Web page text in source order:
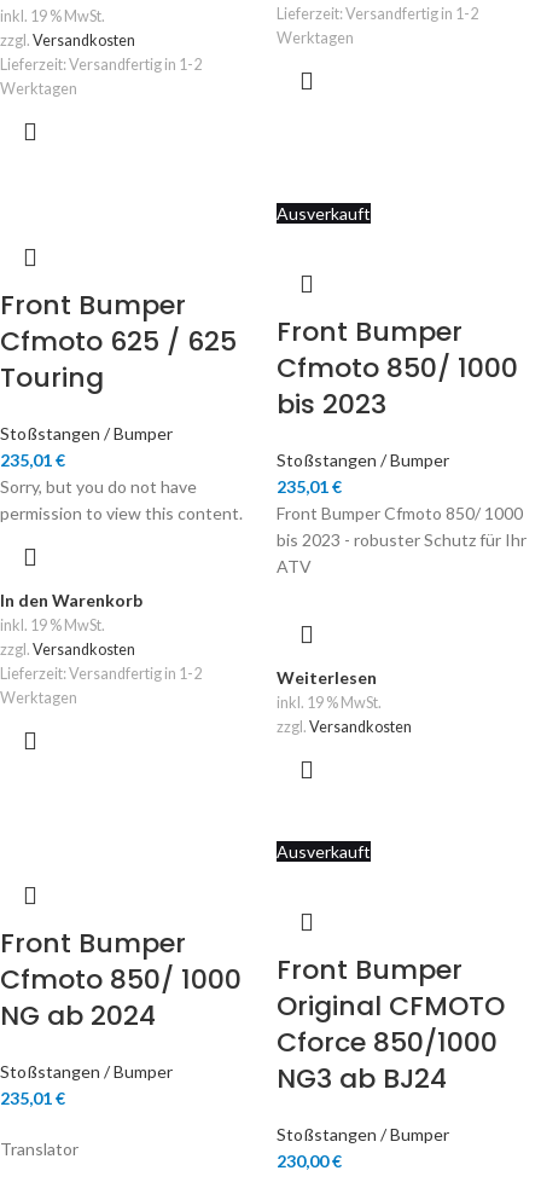
inkl. 19 % MwSt.
zzgl. Versandkosten
Lieferzeit: Versandfertig in 1-2
Werktagen
Lieferzeit: Versandfertig in 1-2
Werktagen
Front Bumper
Cfmoto 625 / 625
Touring
Stoßstangen / Bumper
235,01€
Sorry, but you do not have
permission to view this content.
In den Warenkorb
inkl. 19 % MwSt.
zzgl. Versandkosten
Lieferzeit: Versandfertig in 1-2
Werktagen
Ausverkauft
Front Bumper
Cfmoto 850/ 1000
bis 2023
Stoßstangen / Bumper
235,01€
Front Bumper Cfmoto 850/ 1000
bis 2023 - robuster Schutz für Ihr
ATV
Weiterlesen
inkl. 19 % MwSt.
zzgl. Versandkosten
Front Bumper
Cfmoto 850/ 1000
NG ab 2024
Stoßstangen / Bumper
235,01€
Translator
Ausverkauft
Front Bumper
Original CFMOTO
Cforce 850/1000
NG3 ab BJ24
Stoßstangen / Bumper
230,00€